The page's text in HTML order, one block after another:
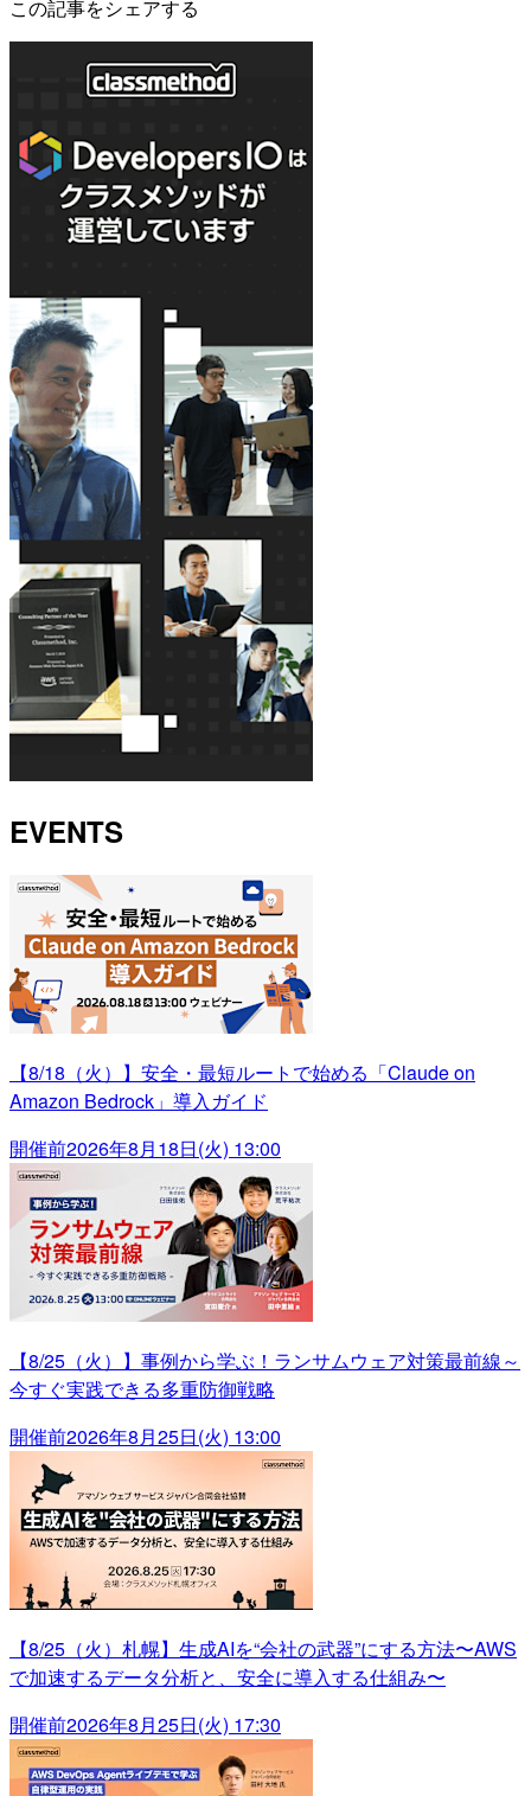
この記事をシェアする
EVENTS
【8/18（火）】安全・最短ルートで始める「Claude on
Amazon Bedrock」導入ガイド
開催前2026年8月18日(火) 13:00
【8/25（火）】事例から学ぶ！ランサムウェア対策最前線～
今すぐ実践できる多重防御戦略
開催前2026年8月25日(火) 13:00
【8/25（火）札幌】生成AIを“会社の武器”にする方法〜AWS
で加速するデータ分析と、安全に導入する仕組み〜
開催前2026年8月25日(火) 17:30